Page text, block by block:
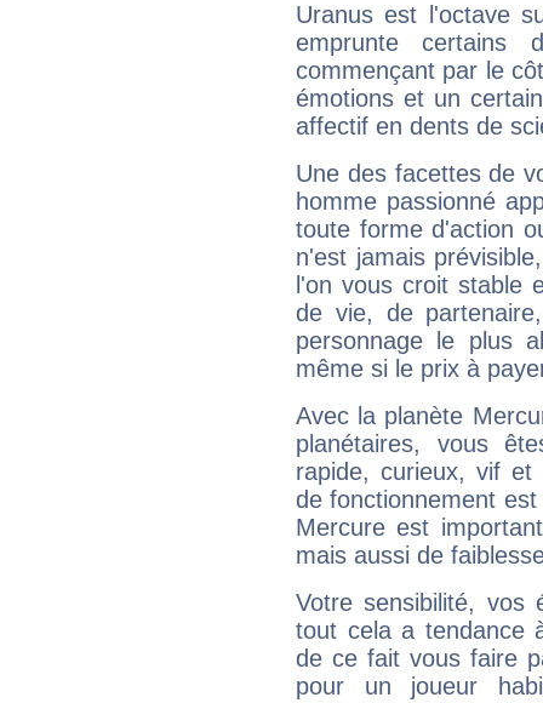
Uranus est l'octave
emprunte
commençant par le
émotions et un
affectif en dents de
Une des facettes de
homme passionné
toute forme d'action
n'est jamais
l'on vous croit stable
de vie, de
personnage le plus
même si le prix à
Avec la planète
planétaires, vous
rapide, curieux, vif et
de fonctionnement
Mercure est
mais aussi de
Votre sensibilité,
tout cela a tendance
de ce fait vous faire
pour un joueur